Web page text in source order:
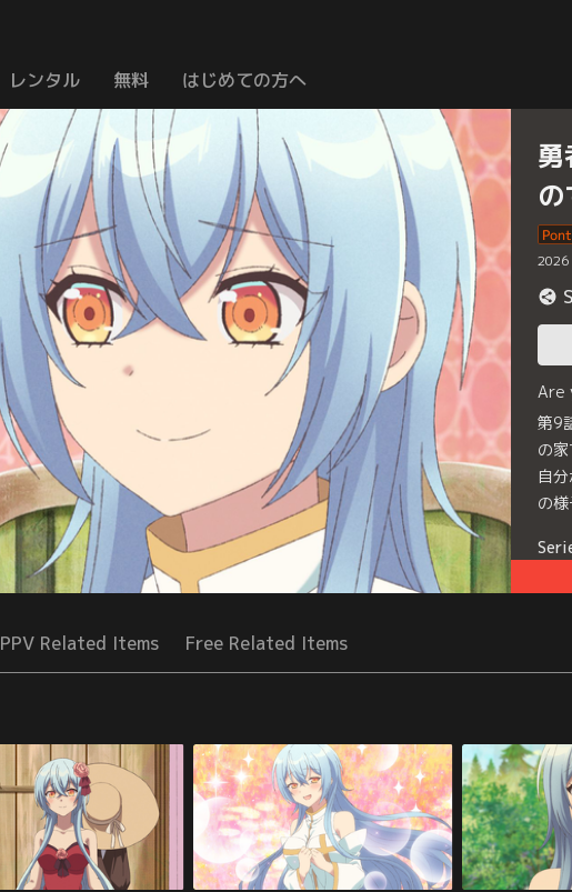
レンタル 無料 はじめての方へ
2026
Are
第9
の
自
の
PPV Related Items Free Related Items